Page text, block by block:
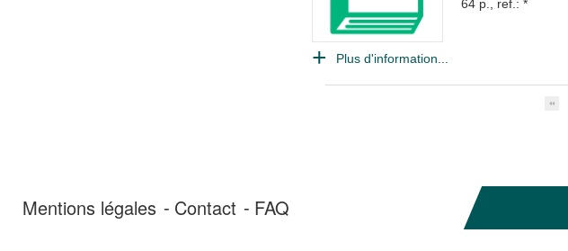
64 p., ref.: *
Plus d'information...
Mentions légales Contact FAQ